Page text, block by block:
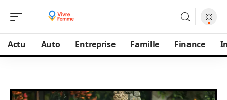
Actu Auto Entreprise Famille Finance